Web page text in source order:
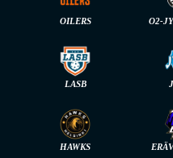
OILERS O2-
LASB
HAWKS